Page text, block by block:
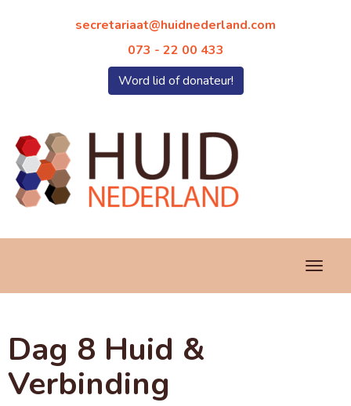
taairaterces@huidnederland.com
073 - 22 00 433
Word lid of donateur!
Dag 8 Huid &
Verbinding